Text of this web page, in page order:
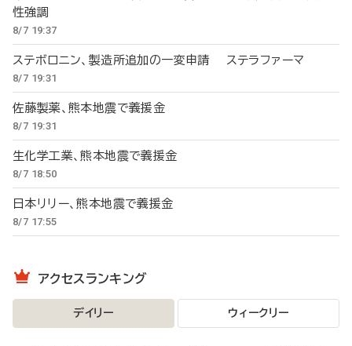
性強調
8/7 19:37
ステボロニン、製造所追加の一変申請 ステラファーマ
8/7 19:31
佐藤製薬、熊本地震で義援金
8/7 19:31
生化学工業、熊本地震で義援金
8/7 18:50
日本リリー、熊本地震で義援金
8/7 17:55
アクセスランキング
デイリー ウィークリー